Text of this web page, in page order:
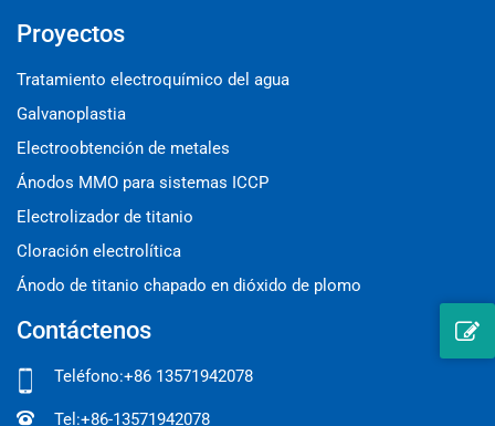
Proyectos
Tratamiento electroquímico del agua
Galvanoplastia
Electroobtención de metales
Ánodos MMO para sistemas ICCP
Electrolizador de titanio
Cloración electrolítica
Ánodo de titanio chapado en dióxido de plomo
Contáctenos
Teléfono:+86 13571942078
Tel:+86-13571942078